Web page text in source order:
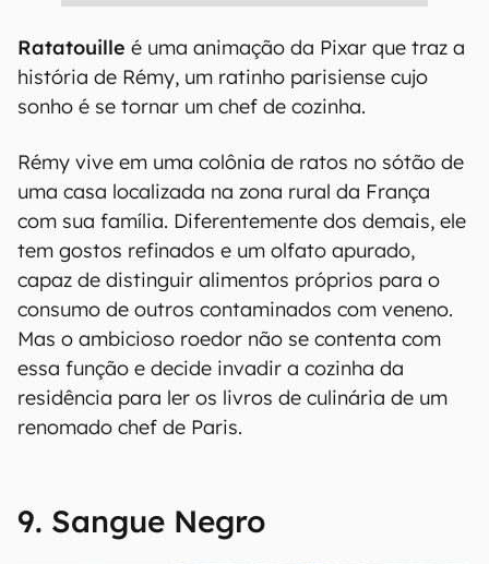
Ratatouille é uma animação da Pixar que traz a
história de Rémy, um ratinho parisiense cujo
sonho é se tornar um chef de cozinha.
Rémy vive em uma colônia de ratos no sótão de
uma casa localizada na zona rural da França
com sua família. Diferentemente dos demais, ele
tem gostos refinados e um olfato apurado,
capaz de distinguir alimentos próprios para o
consumo de outros contaminados com veneno.
Mas o ambicioso roedor não se contenta com
essa função e decide invadir a cozinha da
residência para ler os livros de culinária de um
renomado chef de Paris.
9. Sangue Negro